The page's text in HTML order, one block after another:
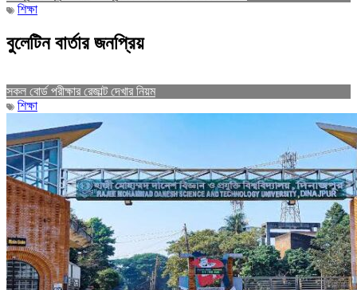
শিক্ষা
বুলেটিন বার্তার জনপ্রিয়
সকল বোর্ড পরীক্ষার রেজাল্ট দেখার নিয়ম
শিক্ষা